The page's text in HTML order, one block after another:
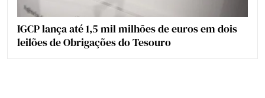
IGCP lança até 1,5 mil milhões de euros em dois
leilões de Obrigações do Tesouro